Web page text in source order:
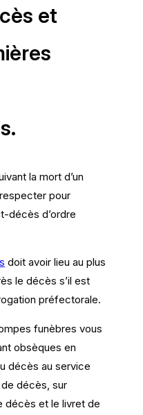
et
la mort d’un
pour
décès d’ordre
doit avoir lieu au plus
le décès s’il est
préfectorale.
funèbres vous
obsèques en
décès au service
de décès, sur
décès et le livret de